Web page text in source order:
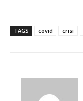
TAGS covid crisi